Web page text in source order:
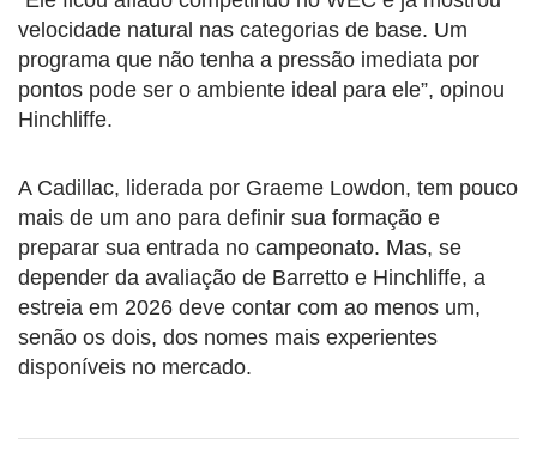
velocidade natural nas categorias de base. Um
programa que não tenha a pressão imediata por
pontos pode ser o ambiente ideal para ele”, opinou
Hinchliffe.
A Cadillac, liderada por Graeme Lowdon, tem pouco
mais de um ano para definir sua formação e
preparar sua entrada no campeonato. Mas, se
depender da avaliação de Barretto e Hinchliffe, a
estreia em 2026 deve contar com ao menos um,
senão os dois, dos nomes mais experientes
disponíveis no mercado.